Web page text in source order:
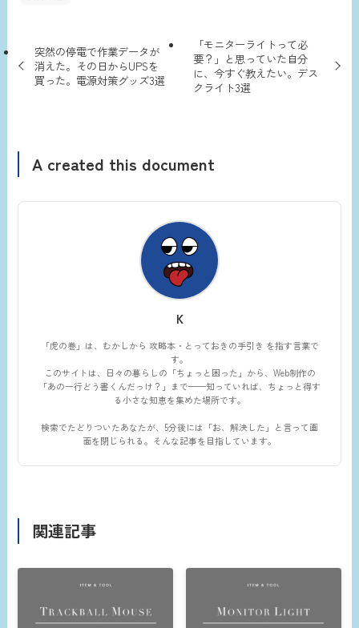
突然の停電で作業データが
消えた。その日からUPSを
買った。電源対策グッズ3選
「モニターライトって必
要？」と思っていた自分
に、今すぐ教えたい。デス
クライト3選
A created this document
K
「虎の巻」は、むかしから 攻略本・とっておきの手引き を指す言葉で
す。
このサイトは、日々の暮らしの「ちょっと困った」から、Web制作の
「あの一行どう書くんだっけ？」まで——知っていれば、ちょっと得す
る小さな知恵を集めた場所です。
検索でたどりついたあなたが、5分後には「お、解決した」と言って画
面を閉じられる。そんな記事を目指しています。
関連記事